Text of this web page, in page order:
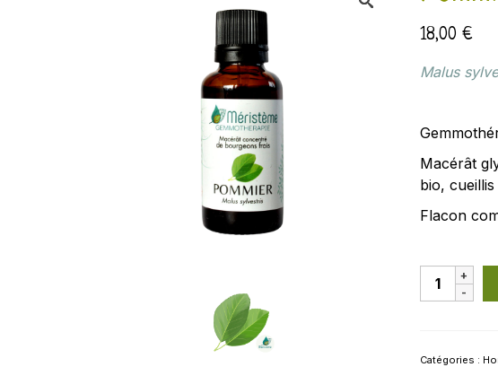
18,00 €
Malus
Macérât
bio,
Flacon
quantité
de
Catégories :